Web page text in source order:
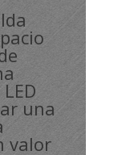
una
valor